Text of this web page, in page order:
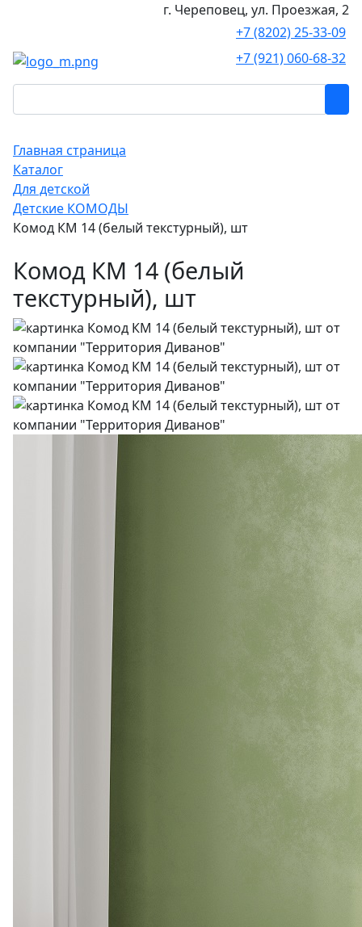
г. Череповец, ул. Проезжая, 2
+7 (8202) 25-33-09
+7 (921) 060-68-32
Главная страница
Каталог
Для детской
Детские КОМОДЫ
Комод КМ 14 (белый текстурный), шт
Комод КМ 14 (белый
текстурный), шт